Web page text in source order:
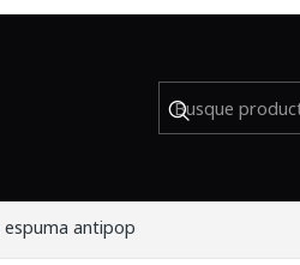
AT835B - Usado
espuma antipop